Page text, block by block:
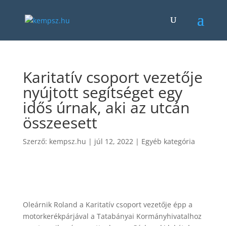
Karitatív csoport vezetője
nyújtott segítséget egy
idős úrnak, aki az utcán
összeesett
Szerző: kempsz.hu | júl 12, 2022| Egyéb kategória
Oleárnik Roland a Karitatív csoport vezetője épp a
motorkerékpárjával a Tatabányai Kormányhivatalhoz